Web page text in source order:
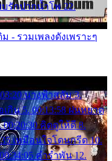
บรักปากน้ำโพ 22.
รวมเพลงดังเพราะๆ
นางฟ้าสลัม 3.
เกิน 5. 00:13:58 ฝนหยาด
00:20:30 คิดดูให้ดี 8.
เหมือนใจโดนกรีด 10.
คำรำพัน 12.